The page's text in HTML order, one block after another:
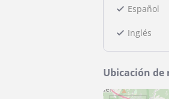
Español
Inglés
Ubicación de